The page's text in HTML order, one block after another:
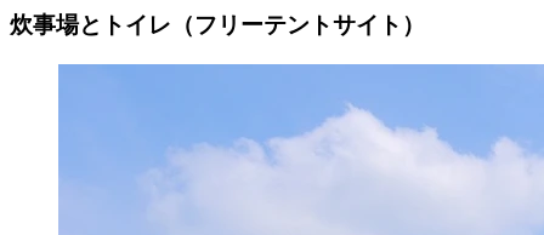
炊事場とトイレ（フリーテントサイト）